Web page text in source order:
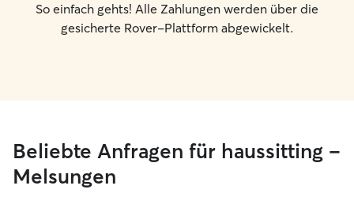
So einfach gehts! Alle Zahlungen werden über die
gesicherte Rover-Plattform abgewickelt.
Beliebte Anfragen für haussitting –
Melsungen